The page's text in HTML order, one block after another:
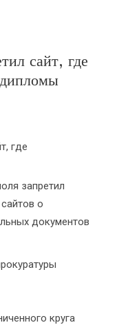
сайт, где
запретил
о
документов
круга